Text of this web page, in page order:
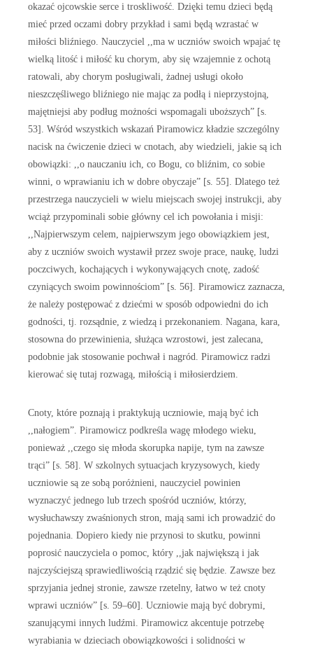
okazać ojcowskie serce i troskliwość. Dzięki temu dzieci będą
mieć przed oczami dobry przykład i sami będą wzrastać w
miłości bliźniego. Nauczyciel ,,ma w uczniów swoich wpajać tę
wielką litość i miłość ku chorym, aby się wzajemnie z ochotą
ratowali, aby chorym posługiwali, żadnej usługi około
nieszczęśliwego bliźniego nie mając za podłą i nieprzystojną,
majętniejsi aby podług możności wspomagali uboższych” [s.
53]. Wśród wszystkich wskazań Piramowicz kładzie szczególny
nacisk na ćwiczenie dzieci w cnotach, aby wiedzieli, jakie są ich
obowiązki: ,,o nauczaniu ich, co Bogu, co bliźnim, co sobie
winni, o wprawianiu ich w dobre obyczaje” [s. 55]. Dlatego też
przestrzega nauczycieli w wielu miejscach swojej instrukcji, aby
wciąż przypominali sobie główny cel ich powołania i misji:
,,Najpierwszym celem, najpierwszym jego obowiązkiem jest,
aby z uczniów swoich wystawił przez swoje prace, naukę, ludzi
poczciwych, kochających i wykonywających cnotę, zadość
czyniących swoim powinnościom” [s. 56]. Piramowicz zaznacza,
że należy postępować z dziećmi w sposób odpowiedni do ich
godności, tj. rozsądnie, z wiedzą i przekonaniem. Nagana, kara,
stosowna do przewinienia, służąca wzrostowi, jest zalecana,
podobnie jak stosowanie pochwał i nagród. Piramowicz radzi
kierować się tutaj rozwagą, miłością i miłosierdziem.
Cnoty, które poznają i praktykują uczniowie, mają być ich
,,nałogiem”. Piramowicz podkreśla wagę młodego wieku,
ponieważ ,,czego się młoda skorupka napije, tym na zawsze
trąci” [s. 58]. W szkolnych sytuacjach kryzysowych, kiedy
uczniowie są ze sobą poróżnieni, nauczyciel powinien
wyznaczyć jednego lub trzech spośród uczniów, którzy,
wysłuchawszy zwaśnionych stron, mają sami ich prowadzić do
pojednania. Dopiero kiedy nie przynosi to skutku, powinni
poprosić nauczyciela o pomoc, który ,,jak największą i jak
najczyściejszą sprawiedliwością rządzić się będzie. Zawsze bez
sprzyjania jednej stronie, zawsze rzetelny, łatwo w też cnoty
wprawi uczniów” [s. 59–60]. Uczniowie mają być dobrymi,
szanującymi innych ludźmi. Piramowicz akcentuje potrzebę
wyrabiania w dzieciach obowiązkowości i solidności w